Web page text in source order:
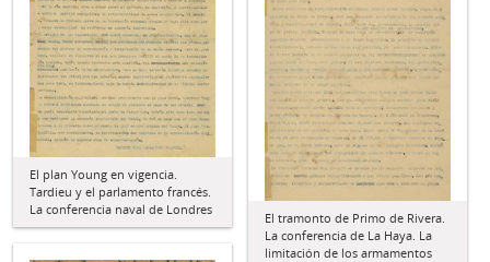
El plan Young en vigencia.
Tardieu y el parlamento francés.
La conferencia naval de Londres
El tramonto de Primo de Rivera.
La conferencia de La Haya. La
limitación de los armamentos